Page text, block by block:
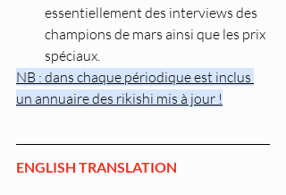
essentiellement des interviews des
champions de mars ainsi que les prix
spéciaux.
NB : dans chaque périodique est inclus
un annuaire des rikishi mis à jour !
ENGLISH TRANSLATION